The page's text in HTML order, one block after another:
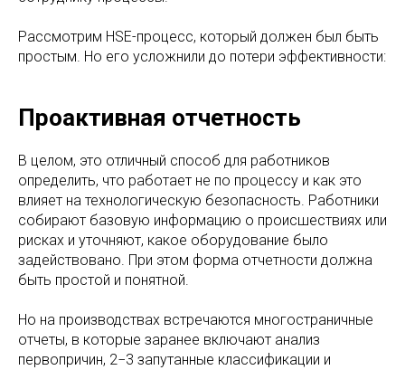
Рассмотрим HSE-процесс, который должен был быть
простым. Но его усложнили до потери эффективности:
Проактивная отчетность
В целом, это отличный способ для работников
определить, что работает не по процессу и как это
влияет на технологическую безопасность. Работники
собирают базовую информацию о происшествиях или
рисках и уточняют, какое оборудование было
задействовано. При этом форма отчетности должна
быть простой и понятной.
Но на производствах встречаются многостраничные
отчеты, в которые заранее включают анализ
первопричин, 2−3 запутанные классификации и